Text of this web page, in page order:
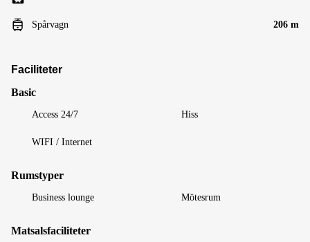
Spårvagn 206 m
Faciliteter
Basic
Access 24/7 Hiss
WIFI / Internet
Rumstyper
Business lounge Mötesrum
Matsalsfaciliteter